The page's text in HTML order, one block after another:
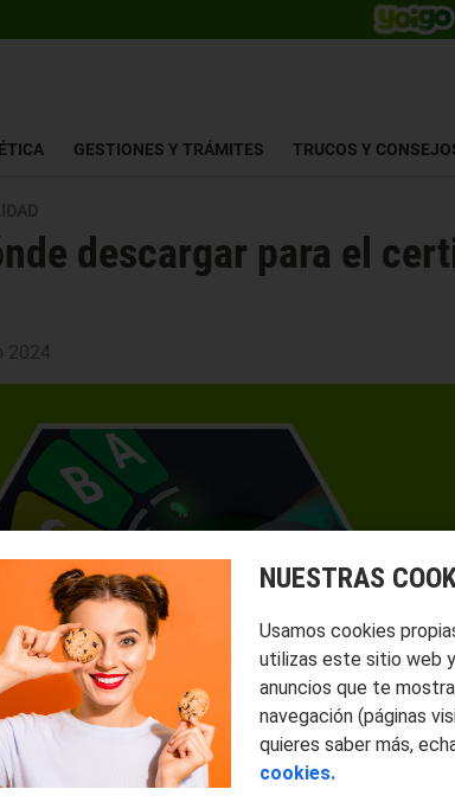
GESTIONES Y TRÁMITES TRUCOS Y
descargar para el
2024
NUESTRAS
Usamos cookies
utilizas este sitio web
anuncios que te
navegación (páginas
quieres saber más,
cookies.